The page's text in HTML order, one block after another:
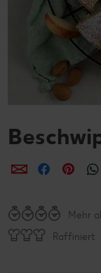
per E-Mail
per
Mehr
Raffiniert